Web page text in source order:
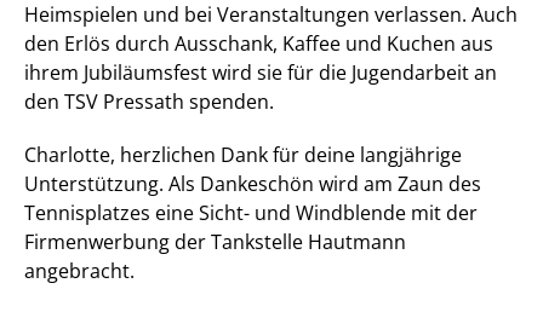
Heimspielen und bei Veranstaltungen verlassen. Auch
den Erlös durch Ausschank, Kaffee und Kuchen aus
ihrem Jubiläumsfest wird sie für die Jugendarbeit an
den TSV Pressath spenden.
Charlotte, herzlichen Dank für deine langjährige
Unterstützung. Als Dankeschön wird am Zaun des
Tennisplatzes eine Sicht- und Windblende mit der
Firmenwerbung der Tankstelle Hautmann
angebracht.